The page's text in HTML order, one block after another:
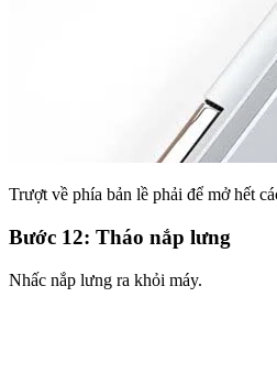
Trượt về phía bản lề phải để mở hết
Bước 12: Tháo nắp lưng
Nhấc nắp lưng ra khỏi máy.